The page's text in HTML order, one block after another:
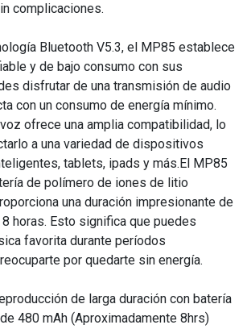
complicaciones.
Bluetooth V5.3, el MP85 establece
y de bajo consumo con sus
disfrutar de una transmisión de audio
con un consumo de energía mínimo.
ofrece una amplia compatibilidad, lo
a una variedad de dispositivos
tablets, ipads y más.El MP85
de polímero de iones de litio
una duración impresionante de
horas. Esto significa que puedes
favorita durante períodos
por quedarte sin energía.
de larga duración con batería
480 mAh (Aproximadamente 8hrs)